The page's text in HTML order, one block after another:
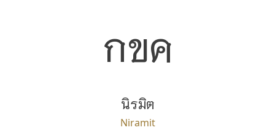
กขค
นิรมิต
Niramit